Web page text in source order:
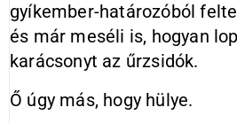
gyíkember-határozóból
és már meséli is, hogyan
karácsonyt az űrzsidók.
Ő úgy más, hogy hülye.